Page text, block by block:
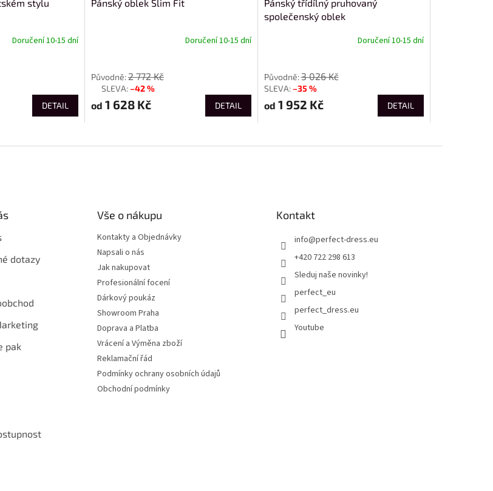
stylu
Doručení 10-15 dní
DETAIL
Pánský oblek Slim Fit
Doručení 10-15 dní
2 772 Kč
–42 %
od 1 628 Kč DETAIL
Pánský třídílný pruhovaný
společenský oblek
Doručení 10-15 dní
3 026 Kč
–35 %
od 1 952 Kč DETAIL
dotazy
pak
Vše o nákupu
Kontakty a Objednávky
Napsali o nás
Jak nakupovat
Profesionální focení
Dárkový poukáz
Showroom Praha
Doprava a Platba
Vrácení a Výměna zboží
Reklamační řád
Podmínky ochrany osobních údajů
Obchodní podmínky
Kontakt
info@perfect-dress.eu
+420 722 298 613
Sleduj naše novinky!
perfect_eu
perfect_dress.eu
Youtube